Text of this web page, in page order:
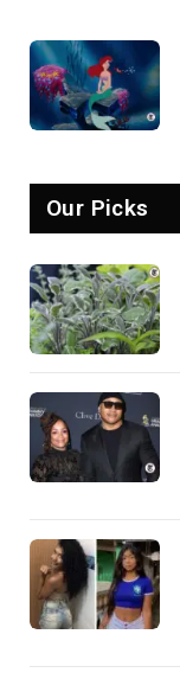
Our Picks